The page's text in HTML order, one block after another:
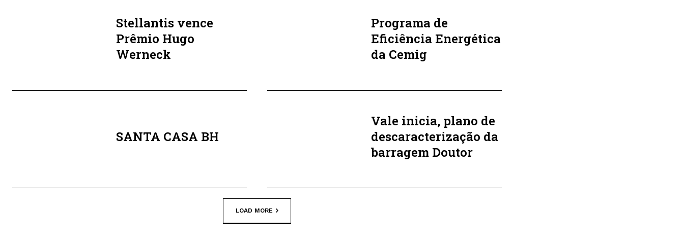
Stellantis vence
Prêmio Hugo
Werneck
Programa de
Eficiência Energética
da Cemig
SANTA CASA BH
Vale inicia, plano de
descaracterização da
barragem Doutor
LOAD MORE